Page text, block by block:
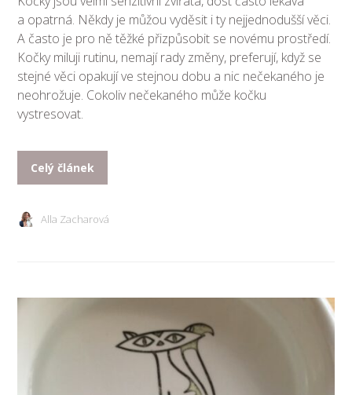
a opatrná. Někdy je můžou vyděsit i ty nejjednodušší věci.
A často je pro ně těžké přizpůsobit se novému prostředí.
Kočky miluji rutinu, nemají rady změny, preferují, když se
stejné věci opakují ve stejnou dobu a nic nečekaného je
neohrožuje. Cokoliv nečekaného může kočku
vystresovat.
Celý článek
Alla Zacharová